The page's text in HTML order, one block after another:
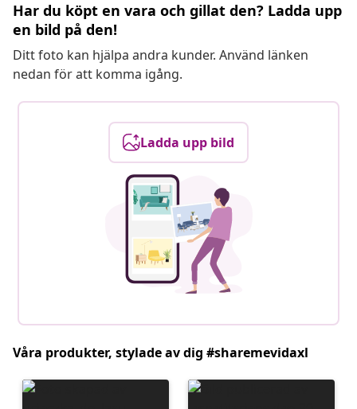
Har du köpt en vara och gillat den? Ladda upp
en bild på den!
Ditt foto kan hjälpa andra kunder. Använd länken
nedan för att komma igång.
Ladda upp bild
Våra produkter, stylade av dig #sharemevidaxl